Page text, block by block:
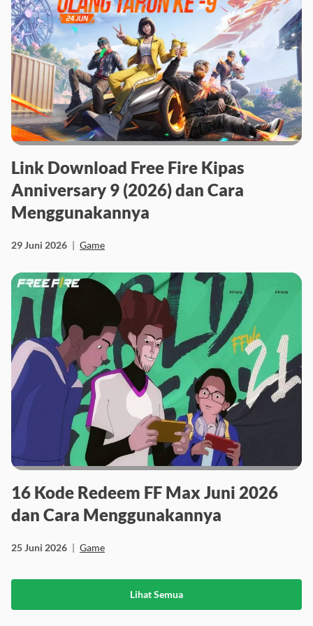
Link Download Free Fire Kipas
Anniversary 9 (2026) dan Cara
Menggunakannya
29 Juni 2026 | Game
16 Kode Redeem FF Max Juni 2026
dan Cara Menggunakannya
25 Juni 2026 | Game
Lihat Semua